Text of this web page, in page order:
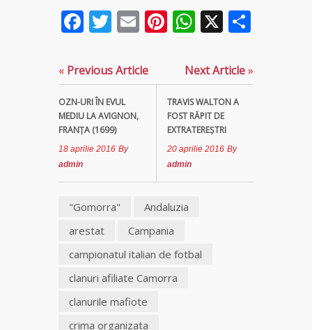
Facebook
Twitter
EmailPinterest
WhatsApp
X
« Previous Article
OZN-URI ÎN EVUL
MEDIU LA AVIGNON,
FRANŢA (1699)
18 aprilie 2016 By
admin
Next Article»
TRAVIS WALTON A
FOST RĂPIT DE
EXTRATEREŞTRI
20 aprilie 2016 By
admin
"Gomorra"
Andaluzia
arestat
Campania
campionatul italian de fotbal
clanuri afiliate Camorra
clanurile mafiote
crima organizata